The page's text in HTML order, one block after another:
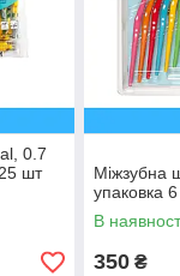
0.7
шт
Міжзубна
упаковка
В
350 ₴